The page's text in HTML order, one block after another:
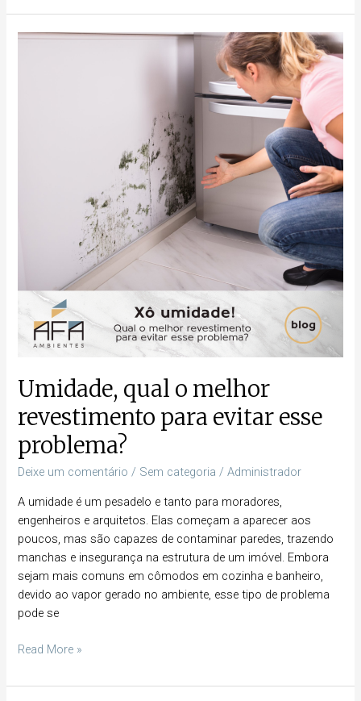
Umidade, qual o melhor
revestimento para evitar esse
problema?
Deixe um comentário / Sem categoria /Administrador
A umidade é um pesadelo e tanto para moradores,
engenheiros e arquitetos. Elas começam a aparecer aos
poucos, mas são capazes de contaminar paredes, trazendo
manchas e insegurança na estrutura de um imóvel. Embora
sejam mais comuns em cômodos em cozinha e banheiro,
devido ao vapor gerado no ambiente, esse tipo de problema
pode se
Umidade,
Read More »